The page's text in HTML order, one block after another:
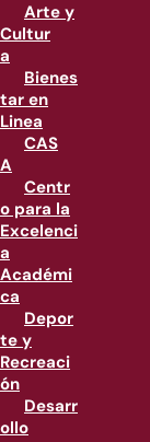
Arte y
Cultur
a
Bienes
tar en
Linea
CAS
A
Centr
o para la
Excelenci
a
Académi
ca
Depor
te y
Recreaci
ón
Desarr
ollo